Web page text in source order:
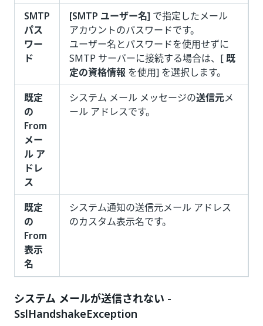
SMTP
パス
ワー
ド
[SMTP ユーザー名] で指定したメール
アカウントのパスワードです。
ユーザー名とパスワードを使用せずに
SMTP サーバーに接続する場合は、[既
定の資格情報 を使用] を選択します。
既定
の
From
メー
ル ア
ドレ
ス
システム メール メッセージの送信元メ
ール アドレスです。
既定
の
From
表示
名
システム通知の送信元メール アドレス
のカスタム表示名です。
システム メールが送信されない -
SslHandshakeException